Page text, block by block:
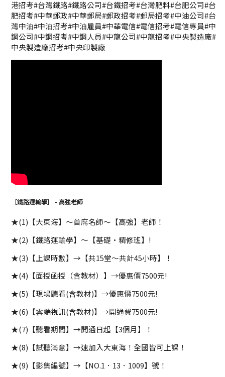
港招考#台灣鐵路#鐵路公司#台鐵招考#台灣肥料#台肥公司#台
肥招考#中華郵政#中華郵局#郵政招考#郵局招考#中油公司#台
灣中油#中油招考#中油雇員#中華電信#電信招考#電信專員#中
鋼公司#中鋼招考#中鋼人員#中龍公司#中龍招考#中央製造廠#
中央製造廠招考#中央印製廠
［鐵路運輸學］ - 高強老師
★(1)【大東海】～首席名師～【高強】老師！
★(2)【鐵路運輸學】～【基礎·精修班】!
★(3)【上課時數】→【共15堂～共計45小時】！
★(4)【面授函授（含教材）】→優惠價7500元!
★(5)【現場聽看(含教材)】→優惠價7500元!
★(6)【雲端視訊(含教材)】→開通費7500元!
★(7)【聽看期間】→開通日起【3個月】！
★(8)【試聽滿意】→速加入大東海！全國皆可上課！
★(9)【影集編號】→【NO.1．13．1009】號！